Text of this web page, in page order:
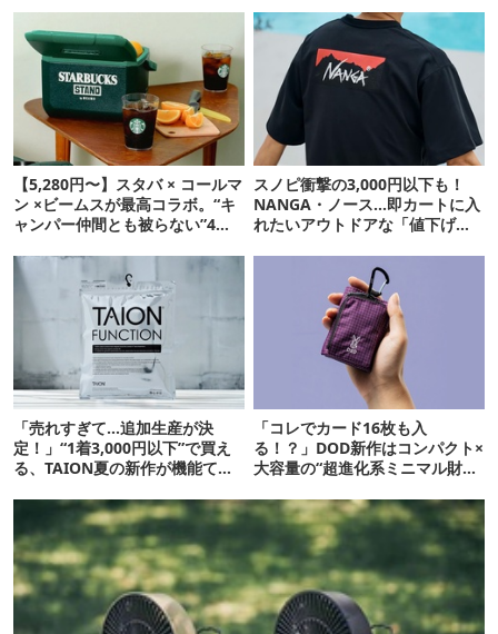
【5,280円〜】スタバ × コールマ
ン ×ビームスが最高コラボ。“キ
ャンパー仲間とも被らない”4ア
スノピ衝撃の3,000円以下も！
NANGA・ノース…即カートに入
れたいアウトドアな「値下げ夏
「売れすぎて…追加生産が決
定！」“1着3,000円以下”で買え
る、TAION夏の新作が機能てん
「コレでカード16枚も入
る！？」DOD新作はコンパクト×
大容量の“超進化系ミニマル財